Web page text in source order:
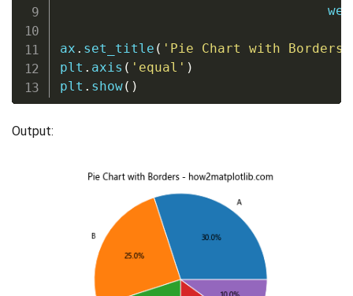
ax . set_title ( 'Pie Chart with Borders
plt . axis ( 'equal' )
plt . show( )
Output: